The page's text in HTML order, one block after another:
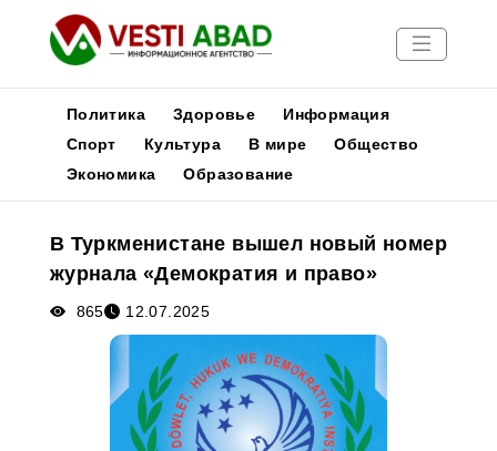
Новости
Медиа
Афиша
Политика Здоровье
Информация
Спорт
Культура В мире
Общество
Экономика
Образование
В Туркменистане вышел новый номер
журнала «Демократия и право»
865 12.07.2025